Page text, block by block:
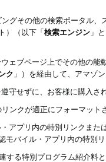
グその他の検索ポータル
）（以下「検索エンジン 」
ェブページ上でその他の
ク 」）を経由して、アマゾ
守せずに、お客様に購入さ
ンクが適正にフォーマッ
アプリ内の特別リンクま
モバイル・アプリ内の特別
する特別プログラム紹介料